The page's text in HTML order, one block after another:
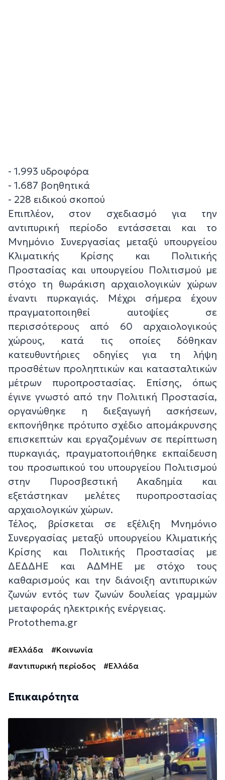
- 1.993 υδροφόρα
- 1.687 βοηθητικά
- 228 ειδικού σκοπού
Επιπλέον, στον σχεδιασμό για την
αντιπυρική περίοδο εντάσσεται και το
Μνημόνιο Συνεργασίας μεταξύ υπουργείου
Κλιματικής Κρίσης και Πολιτικής
Προστασίας και υπουργείου Πολιτισμού με
στόχο τη θωράκιση αρχαιολογικών χώρων
έναντι πυρκαγιάς. Μέχρι σήμερα έχουν
πραγματοποιηθεί αυτοψίες σε
περισσότερους από 60 αρχαιολογικούς
χώρους, κατά τις οποίες δόθηκαν
κατευθυντήριες οδηγίες για τη λήψη
προσθέτων προληπτικών και κατασταλτικών
μέτρων πυροπροστασίας. Επίσης, όπως
έγινε γνωστό από την Πολιτική Προστασία,
οργανώθηκε η διεξαγωγή ασκήσεων,
εκπονήθηκε πρότυπο σχέδιο απομάκρυνσης
επισκεπτών και εργαζομένων σε περίπτωση
πυρκαγιάς, πραγματοποιήθηκε εκπαίδευση
του προσωπικού του υπουργείου Πολιτισμού
στην Πυροσβεστική Ακαδημία και
εξετάστηκαν μελέτες πυροπροστασίας
αρχαιολογικών χώρων.
Τέλος, βρίσκεται σε εξέλιξη Μνημόνιο
Συνεργασίας μεταξύ υπουργείου Κλιματικής
Κρίσης και Πολιτικής Προστασίας με
ΔΕΔΔΗΕ και ΑΔΜΗΕ με στόχο τους
καθαρισμούς και την διάνοιξη αντιπυρικών
ζωνών εντός των ζωνών δουλείας γραμμών
μεταφοράς ηλεκτρικής ενέργειας.
Protothema.gr
#Ελλάδα
#Κοινωνία
#αντιπυρική περίοδος
#Ελλάδα
Επικαιρότητα